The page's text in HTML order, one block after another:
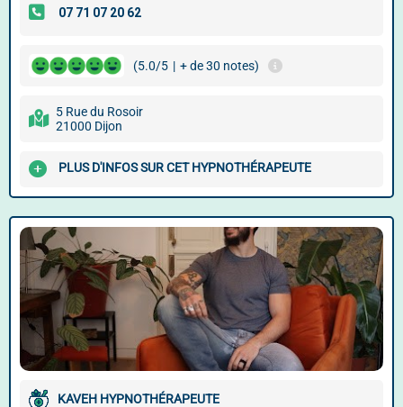
(5.0/5 | + de 30 notes)
5 Rue du Rosoir
21000 Dijon
PLUS D'INFOS SUR CET HYPNOTHÉRAPEUTE
KAVEH HYPNOTHÉRAPEUTE